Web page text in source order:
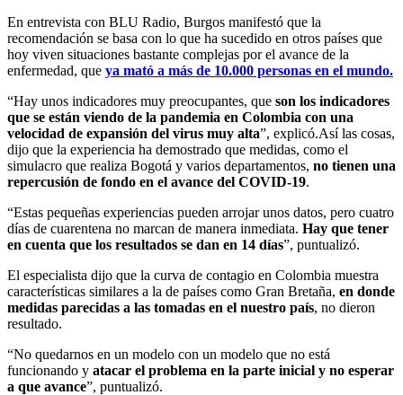
En entrevista con BLU Radio, Burgos manifestó que la
recomendación se basa con lo que ha sucedido en otros países que
hoy viven situaciones bastante complejas por el avance de la
enfermedad, que ya mató a más de 10.000 personas en el mundo.
“Hay unos indicadores muy preocupantes, que son los indicadores
que se están viendo de la pandemia en Colombia con una
velocidad de expansión del virus muy alta”, explicó.Así las cosas,
dijo que la experiencia ha demostrado que medidas, como el
simulacro que realiza Bogotá y varios departamentos, no tienen una
repercusión de fondo en el avance del COVID-19.
“Estas pequeñas experiencias pueden arrojar unos datos, pero cuatro
días de cuarentena no marcan de manera inmediata. Hay que tener
en cuenta que los resultados se dan en 14 días”, puntualizó.
El especialista dijo que la curva de contagio en Colombia muestra
características similares a la de países como Gran Bretaña, en donde
medidas parecidas a las tomadas en el nuestro país, no dieron
resultado.
“No quedarnos en un modelo con un modelo que no está
funcionando y atacar el problema en la parte inicial y no esperar
a que avance”, puntualizó.